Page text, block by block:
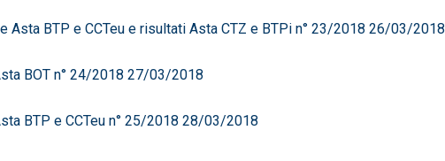
Asta BTP e CCTeu e risultati Asta CTZ e BTPi n° 23/2018 26/03/2018
BOT n° 24/2018 27/03/2018
BTP e CCTeu n° 25/2018 28/03/2018